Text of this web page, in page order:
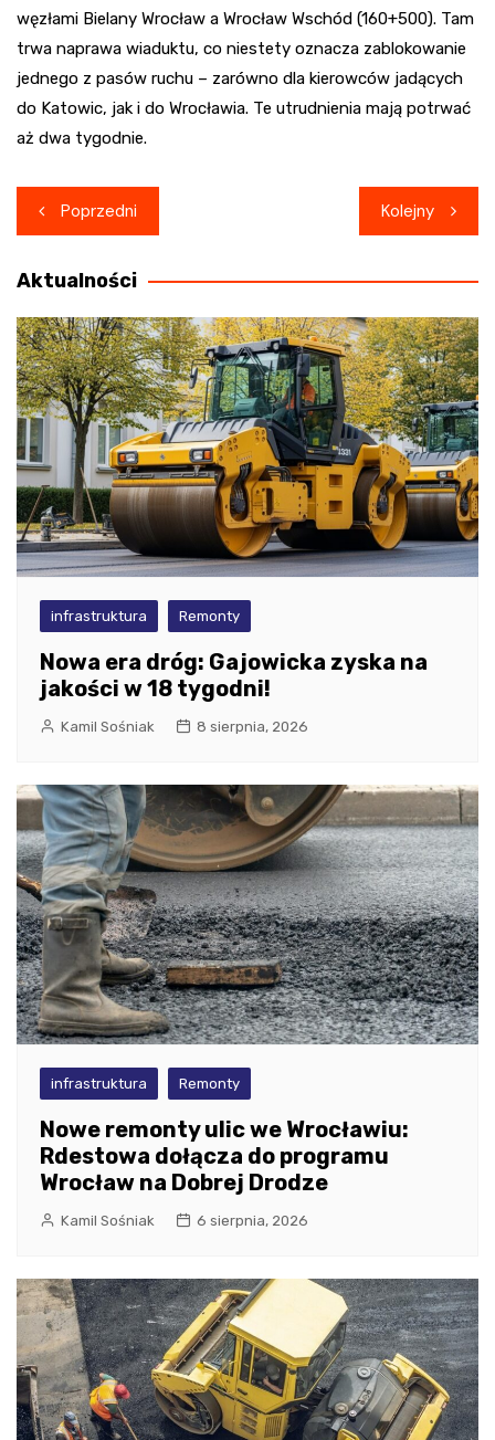
węzłami Bielany Wrocław a Wrocław Wschód (160+500). Tam
trwa naprawa wiaduktu, co niestety oznacza zablokowanie
jednego z pasów ruchu – zarówno dla kierowców jadących
do Katowic, jak i do Wrocławia. Te utrudnienia mają potrwać
aż dwa tygodnie.
Nawigacja
wpisu
Poprzedni Kolejny
Aktualności
infrastruktura Remonty
Nowa era dróg: Gajowicka zyska na
jakości w 18 tygodni!
Kamil Sośniak 8 sierpnia, 2026
infrastruktura Remonty
Nowe remonty ulic we Wrocławiu:
Rdestowa dołącza do programu
Wrocław na Dobrej Drodze
Kamil Sośniak 6 sierpnia, 2026